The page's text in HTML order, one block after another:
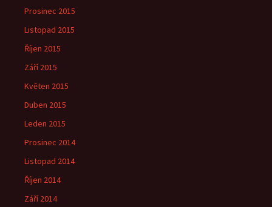
Prosinec 2015
Listopad 2015
Říjen 2015
Září 2015
Květen 2015
Duben 2015
Leden 2015
Prosinec 2014
Listopad 2014
Říjen 2014
Září 2014